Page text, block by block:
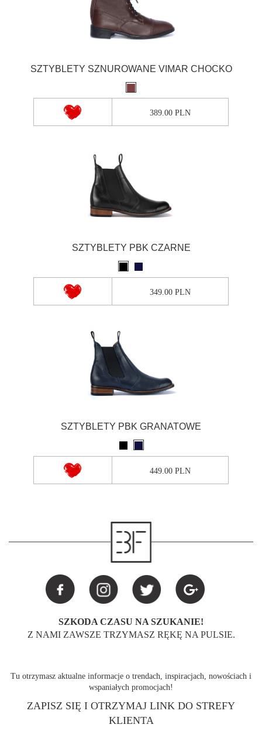
SZTYBLETY SZNUROWANE VIMAR CHOCKO
389.00 PLN
SZTYBLETY PBK CZARNE
349.00 PLN
SZTYBLETY PBK GRANATOWE
449.00 PLN
SZKODA CZASU NA SZUKANIE!
Z NAMI ZAWSZE TRZYMASZ RĘKĘ NA PULSIE.
Tu otrzymasz aktualne informacje o trendach, inspiracjach, nowościach i
wspaniałych promocjach!
ZAPISZ SIĘ I OTRZYMAJ LINK DO STREFY
KLIENTA